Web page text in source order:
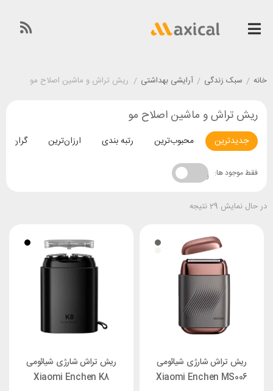
خانه / سبک زندگی / آرایشی بهداشتی / ریش تراش و ماشین اصلاح مو
ریش تراش و ماشین اصلاح مو
جدیدترین محبوب‌ترین رتبه بندی ارزان‌ترین
فقط موجود ها:
در حال نمایش 29 نتیجه
ریش تراش شارژی شیائومی
Xiaomi Enchen MS006
ریش تراش شارژی شیائومی
Xiaomi Enchen K8